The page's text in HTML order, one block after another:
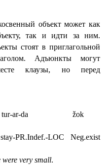
объект может как
так и идти за ним.
стоят в приглагольной
Адъюнкты могут
клаузы, но перед
tur-ar-da                      žok
PR.Indef.-LOC   Neg.exist
were very small.